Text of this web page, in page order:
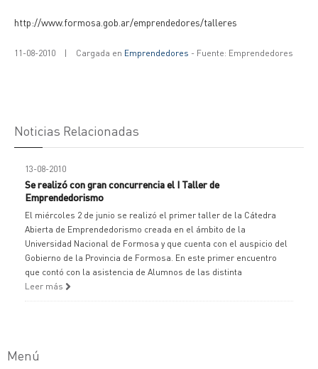
http://www.formosa.gob.ar/emprendedores/talleres
11-08-2010 | Cargada en Emprendedores - Fuente: Emprendedores
Noticias Relacionadas
13-08-2010
Se realizó con gran concurrencia el I Taller de
Emprendedorismo
El miércoles 2 de junio se realizó el primer taller de la Cátedra
Abierta de Emprendedorismo creada en el ámbito de la
Universidad Nacional de Formosa y que cuenta con el auspicio del
Gobierno de la Provincia de Formosa. En este primer encuentro
que contó con la asistencia de Alumnos de las distinta
Leer más
Menú